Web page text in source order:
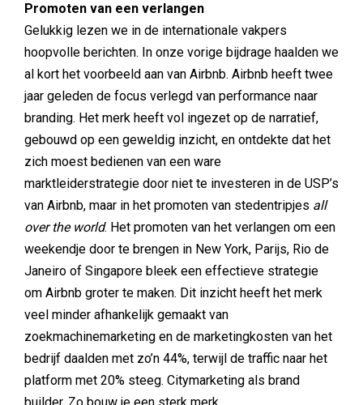
Promoten van een verlangen
Gelukkig lezen we in de internationale vakpers
hoopvolle berichten. In onze vorige bijdrage haalden we
al kort het voorbeeld aan van Airbnb. Airbnb heeft twee
jaar geleden de focus verlegd van performance naar
branding. Het merk heeft vol ingezet op de narratief,
gebouwd op een geweldig inzicht, en ontdekte dat het
zich moest bedienen van een ware
marktleiderstrategie door niet te investeren in de USP’s
van Airbnb, maar in het promoten van stedentripjes all
over the world. Het promoten van het verlangen om een
weekendje door te brengen in New York, Parijs, Rio de
Janeiro of Singapore bleek een effectieve strategie
om Airbnb groter te maken. Dit inzicht heeft het merk
veel minder afhankelijk gemaakt van
zoekmachinemarketing en de marketingkosten van het
bedrijf daalden met zo’n 44%, terwijl de traffic naar het
platform met 20% steeg. Citymarketing als brand